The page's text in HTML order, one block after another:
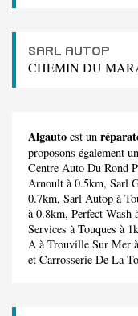
SARL AUTOP
CHEMIN DU
Algauto est un
proposons également
Centre Auto Du Rond
Arnoult à 0.5km, Sarl
0.7km, Sarl Autop à
à 0.8km, Perfect Wash
Services à Touques à
A à Trouville Sur Mer
et Carrosserie De La